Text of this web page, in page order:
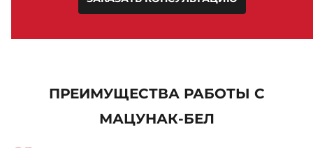
ПРЕИМУЩЕСТВА РАБОТЫ С
МАЦУНАК-БЕЛ